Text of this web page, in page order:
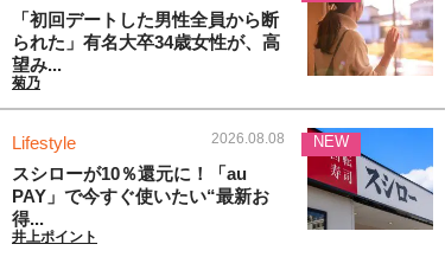
「初回デートした男性全員から断
られた」有名大卒34歳女性が、高
望み...
菊乃
Lifestyle 2026.08.08
スシローが10％還元に！「au
PAY」で今すぐ使いたい“最新お
得...
井上ポイント
NEW